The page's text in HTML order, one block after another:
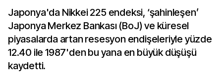
Japonya'da Nikkei 225 endeksi, ‘şahinleşen’
Japonya Merkez Bankası (BoJ) ve küresel
piyasalarda artan resesyon endişeleriyle yüzde
12.40 ile 1987'den bu yana en büyük düşüşü
kaydetti.